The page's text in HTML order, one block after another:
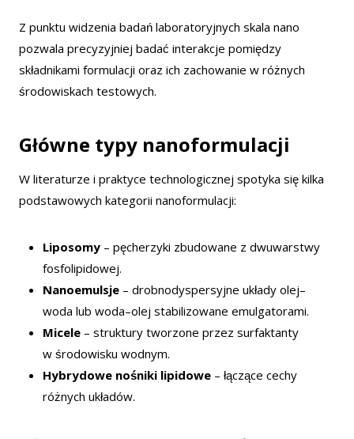
Z punktu widzenia badań laboratoryjnych skala nano
pozwala precyzyjniej badać interakcje pomiędzy
składnikami formulacji oraz ich zachowanie w różnych
środowiskach testowych.
Główne typy nanoformulacji
W literaturze i praktyce technologicznej spotyka się kilka
podstawowych kategorii nanoformulacji:
Liposomy – pęcherzyki zbudowane z dwuwarstwy
fosfolipidowej.
Nanoemulsje – drobnodyspersyjne układy olej–
woda lub woda–olej stabilizowane emulgatorami.
Micele – struktury tworzone przez surfaktanty
w środowisku wodnym.
Hybrydowe nośniki lipidowe – łączące cechy
różnych układów.